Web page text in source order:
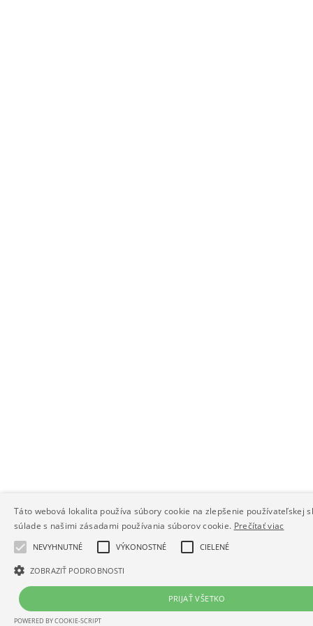
Táto webová lokalita používa súbory cookie na zlepšenie používateľskej
súlade s našimi zásadami používania súborov cookie. Prečítať viac
NEVYHNUTNÉ VÝKONOSTNÉ CIELENÉ
ZOBRAZIŤ PODROBNOSTI
PRIJAŤ VŠETKO
POWERED BY COOKIE-SCRIPT